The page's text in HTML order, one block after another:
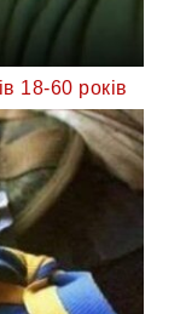
18-60 років